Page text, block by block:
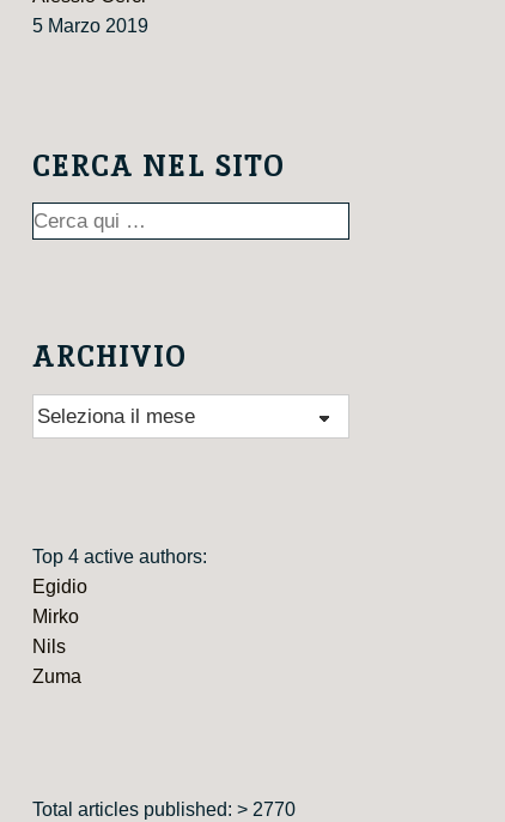
5 Marzo 2019
CERCA NEL SITO
Cerca:
ARCHIVIO
Archivio
Top 4 active authors:
Egidio
Mirko
Nils
Zuma
Total articles published: > 2770